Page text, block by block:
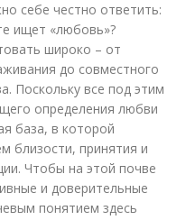
себе честно ответить:
ищет «любовь»?
широко – от
до совместного
Поскольку все под этим
определения любви
база, в которой
близости, принятия и
Чтобы на этой почве
и доверительные
понятием здесь